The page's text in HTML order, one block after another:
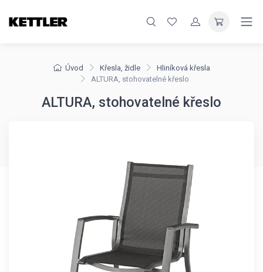
Úvod Křesla, židle
Hliníková křesla
ALTURA, stohovatelné křeslo
ALTURA, stohovatelné křeslo